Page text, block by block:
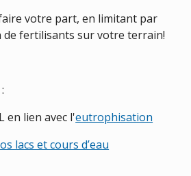
votre part, en limitant par
de fertilisants sur votre terrain!
en lien avec l'eutrophisation
lacs et cours d’eau